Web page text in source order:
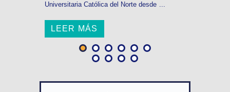
Universitaria Católica del Norte desde ...
LEER MÁS